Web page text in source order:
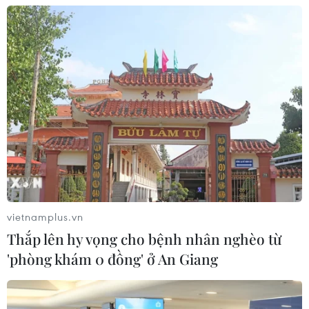
Tuyên Quang khẩn trương khắc phục sạt lở trên
các tuyến giao thông
06/08/2026 11:54
vietnamplus.vn
Thắp lên hy vọng cho bệnh nhân nghèo từ
'phòng khám 0 đồng' ở An Giang